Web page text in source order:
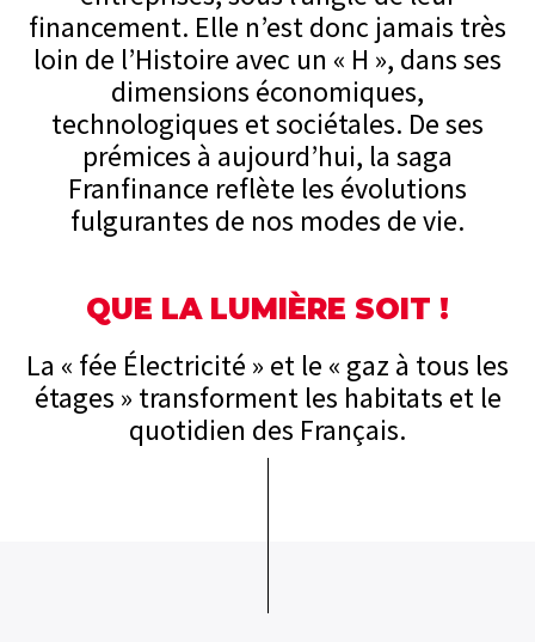
financement. Elle n’est donc jamais très
loin de l’Histoire avec un « H », dans ses
dimensions économiques,
technologiques et sociétales. De ses
prémices à aujourd’hui, la saga
Franfinance reflète les évolutions
fulgurantes de nos modes de vie.
QUE LA LUMIÈRE SOIT !
La « fée Électricité » et le « gaz à tous les
étages » transforment les habitats et le
quotidien des Français.